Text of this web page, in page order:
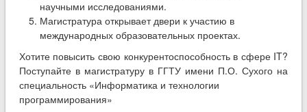
научными исследованиями.
Магистратура открывает двери к участию в
международных образовательных проектах.
Хотите повысить свою конкурентоспособность в сфере IT?
Поступайте в магистратуру в ГГТУ имени П.О. Сухого на
специальность «Информатика и технологии
программирования»